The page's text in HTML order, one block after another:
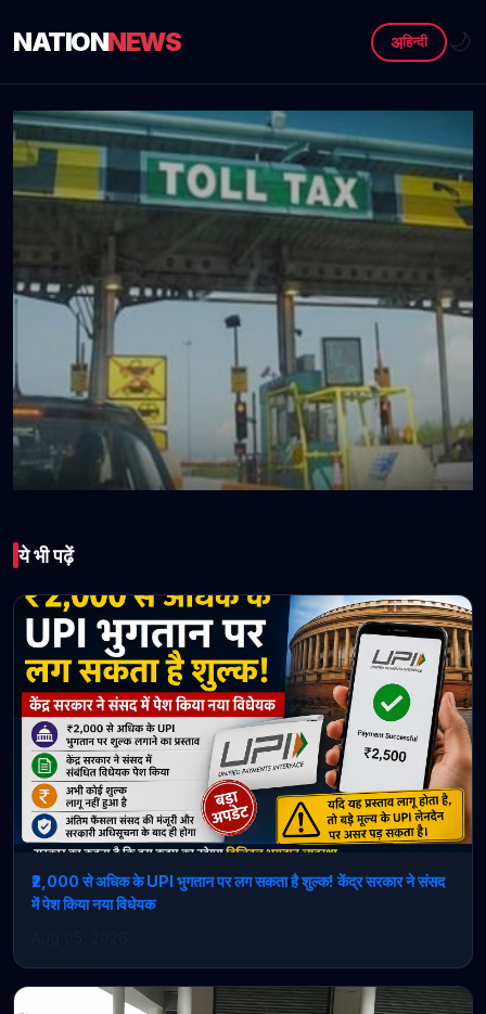
NATIONNEWS अहिन्दी 🌙
Himachal News : बाहरी
राज्यों की रजिस्टर्ड 250
गाडिय़ों के मालिकों को नोटिस
March 04, 2026 • 1 min read
ये भी पढ़ें
₹2,000 से अधिक के UPI भुगतान पर लग सकता है शुल्क! केंद्र सरकार ने संसद
में पेश किया नया विधेयक